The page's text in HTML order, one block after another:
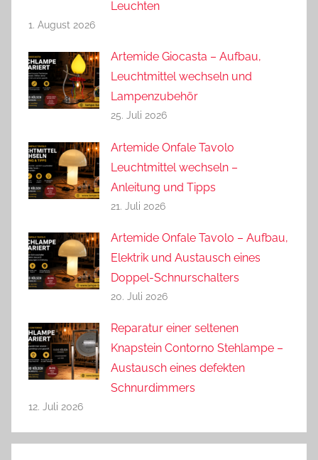
Leuchten
1. August 2026
Artemide Giocasta – Aufbau,
Leuchtmittel wechseln und
Lampenzubehör
25. Juli 2026
Artemide Onfale Tavolo
Leuchtmittel wechseln –
Anleitung und Tipps
21. Juli 2026
Artemide Onfale Tavolo – Aufbau,
Elektrik und Austausch eines
Doppel-Schnurschalters
20. Juli 2026
Reparatur einer seltenen
Knapstein Contorno Stehlampe –
Austausch eines defekten
Schnurdimmers
12. Juli 2026